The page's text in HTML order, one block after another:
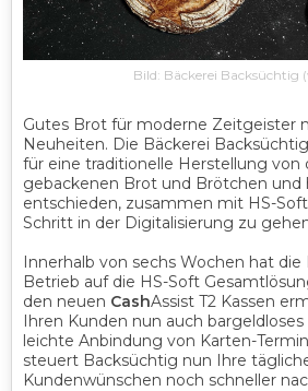
Bild: Bäckerei
Gutes Brot für moderne Zeitgeister
Neuheiten. Die Bäckerei
für eine traditionelle Herstellung von
gebackenen Brot und Brötchen und
entschieden, zusammen mit HS-
Schritt in der Digitalisierung zu
Innerhalb von sechs Wochen hat die
Betrieb auf die HS-Soft
den neuen CashAssist T2 Kassen
Ihren Kunden nun auch
leichte Anbindung von Karten-
steuert Backsüchtig nun Ihre
Kundenwünschen noch schneller